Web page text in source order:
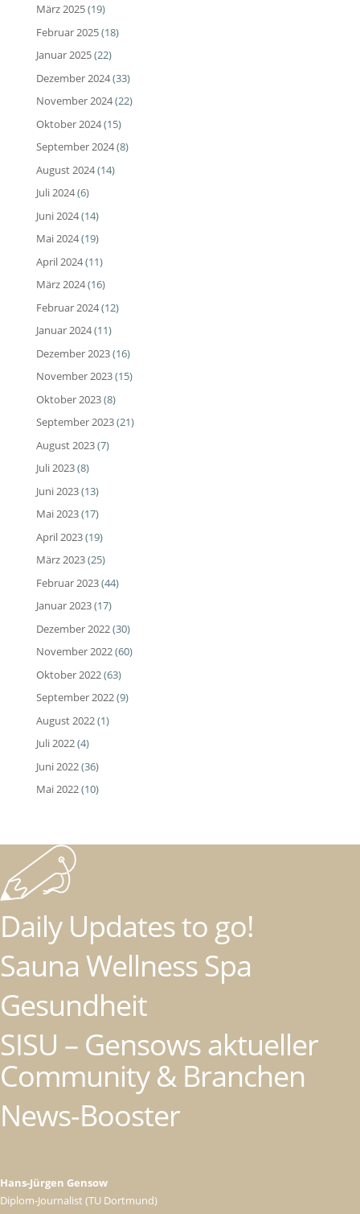
März 2025(19)
Februar 2025(18)
Januar 2025(22)
Dezember 2024(33)
November 2024(22)
Oktober 2024(15)
September 2024(8)
August 2024(14)
Juli 2024(6)
Juni 2024(14)
Mai 2024(19)
April 2024(11)
März 2024(16)
Februar 2024(12)
Januar 2024(11)
Dezember 2023(16)
November 2023(15)
Oktober 2023(8)
September 2023(21)
August 2023(7)
Juli 2023(8)
Juni 2023(13)
Mai 2023(17)
April 2023(19)
März 2023(25)
Februar 2023(44)
Januar 2023(17)
Dezember 2022(30)
November 2022(60)
Oktober 2022(63)
September 2022(9)
August 2022(1)
Juli 2022(4)
Juni 2022(36)
Mai 2022(10)
Daily Updates to go!
Sauna Wellness Spa
Gesundheit
SISU – Gensows aktueller
Community & Branchen
News-Booster
Hans-Jürgen Gensow
Diplom-Journalist (TU Dortmund)